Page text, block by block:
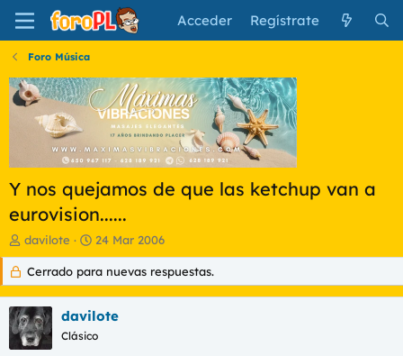
Acceder Regístrate
Foro Música
Y nos quejamos de que las ketchup van a
eurovision......
I
n
c
i
a
d
o
davilote
F
e
c
h
d
e
24 Mar 2006
Cerrado para nuevas respuestas.
davilote
Clásico